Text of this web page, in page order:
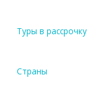
Туры в рассрочку
Страны